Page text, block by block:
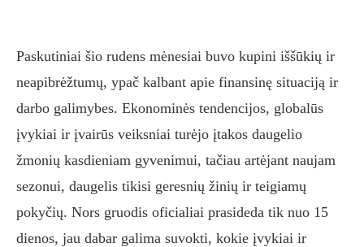
Paskutiniai šio rudens mėnesiai buvo kupini iššūkių ir
neapibrėžtumų, ypač kalbant apie finansinę situaciją ir
darbo galimybes. Ekonominės tendencijos, globalūs
įvykiai ir įvairūs veiksniai turėjo įtakos daugelio
žmonių kasdieniam gyvenimui, tačiau artėjant naujam
sezonui, daugelis tikisi geresnių žinių ir teigiamų
pokyčių. Nors gruodis oficialiai prasideda tik nuo 15
dienos, jau dabar galima suvokti, kokie įvykiai ir